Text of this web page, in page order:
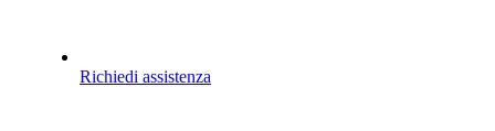
Richiedi assistenza